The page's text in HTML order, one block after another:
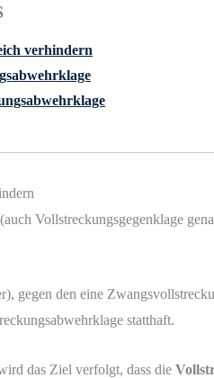
verhindern
(auch Vollstreckungsgegenklage
gegen den eine
statthaft.
das Ziel verfolgt, dass die